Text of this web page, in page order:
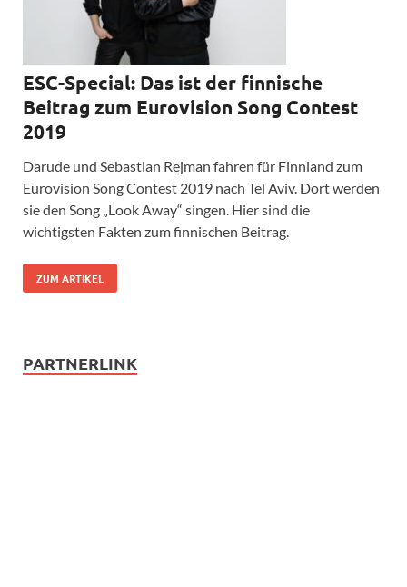
ESC-Special: Das ist der finnische
Beitrag zum Eurovision Song Contest
2019
Darude und Sebastian Rejman fahren für Finnland zum
Eurovision Song Contest 2019 nach Tel Aviv. Dort werden
sie den Song „Look Away“ singen. Hier sind die
wichtigsten Fakten zum finnischen Beitrag.
ZUM ARTIKEL
PARTNERLINK